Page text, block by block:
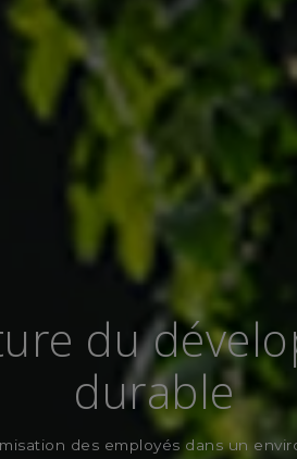
du
durable
des employés dans un